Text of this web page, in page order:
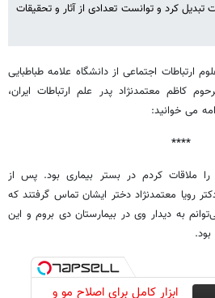
تبدیل کرد و توانست تعدادی از آثار و تحقیقات
ارتباطات اجتماعی از دانشگاه علامه طباطبایی
کاظم معتمدنژاد پدر علم ارتباطات ایران،
می خوانید:
****
را ملاقات کردم در بستر بیماری بود. پس از
رویا معتمدنژاد دختر ایشان تماس گرفتند که
به دیدار وی در بیمارستان دی بروم و این
بود.
ابزار کامل برای اصلاح مو و